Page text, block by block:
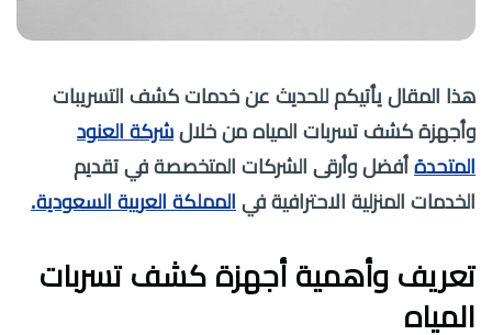
هذا المقال يأتيكم للحديث عن خدمات كشف التسريبات
وأجهزة كشف تسربات المياه من خلال شركة العنود
المتحدة أفضل وأرقى الشركات المتخصصة في تقديم
الخدمات المنزلية الاحترافية في المملكة العربية السعودية.
تعريف وأهمية أجهزة كشف تسربات
المياه